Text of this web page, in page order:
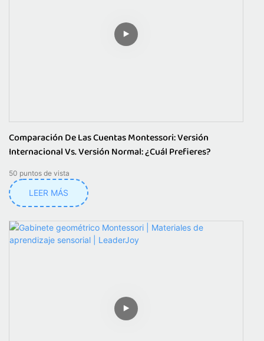
Comparación De Las Cuentas Montessori: Versión
Internacional Vs. Versión Normal: ¿Cuál Prefieres?
50 puntos de vista
LEER MÁS